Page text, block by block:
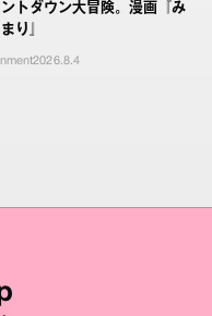
トダウン大冒険。漫画『み
り』
2026.8.4